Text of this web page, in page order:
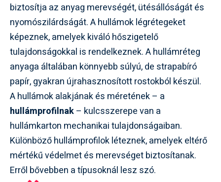
biztosítja az anyag merevségét, ütésállóságát és
nyomószilárdságát. A hullámok légrétegeket
képeznek, amelyek kiváló hőszigetelő
tulajdonságokkal is rendelkeznek. A hullámréteg
anyaga általában könnyebb súlyú, de strapabíró
papír, gyakran újrahasznosított rostokból készül.
A hullámok alakjának és méretének – a
hullámprofilnak– kulcsszerepe van a
hullámkarton mechanikai tulajdonságaiban.
Különböző hullámprofilok léteznek, amelyek eltérő
mértékű védelmet és merevséget biztosítanak.
Erről bővebben a típusoknál lesz szó.